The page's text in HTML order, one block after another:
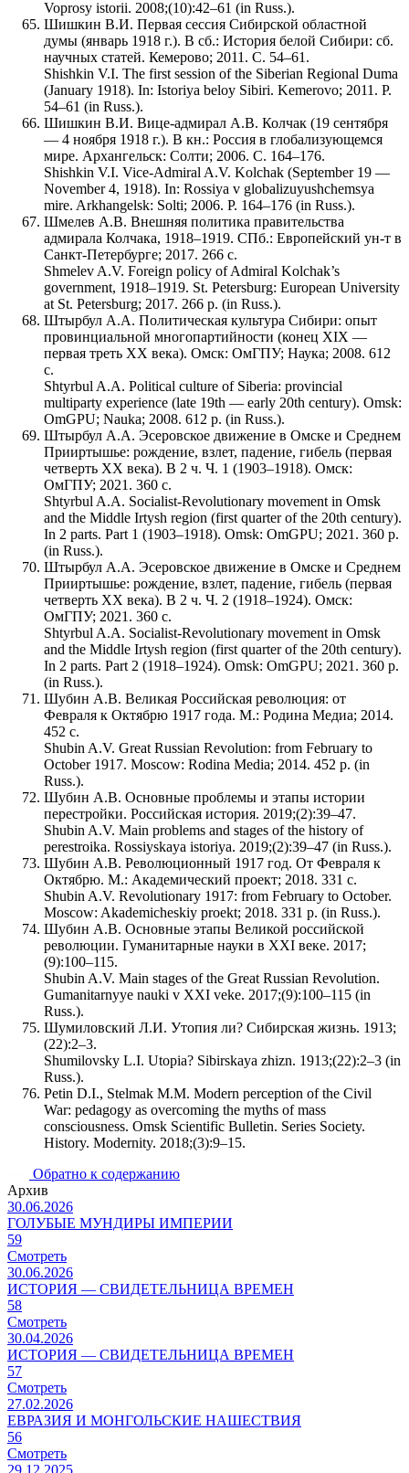
Voprosy istorii. 2008;(10):42–61 (in Russ.).
Шишкин В.И. Первая сессия Сибирской областной
думы (январь 1918 г.). В сб.: История белой Сибири: сб.
научных статей. Кемерово; 2011. С. 54–61.
Shishkin V.I. The first session of the Siberian Regional Duma
(January 1918). In: Istoriya beloy Sibiri. Kemerovo; 2011. P.
54–61 (in Russ.).
Шишкин В.И. Вице-адмирал А.В. Колчак (19 сентября
— 4 ноября 1918 г.). В кн.: Россия в глобализующемся
мире. Архангельск: Солти; 2006. С. 164–176.
Shishkin V.I. Vice-Admiral A.V. Kolchak (September 19 —
November 4, 1918). In: Rossiya v globalizuyushchemsya
mire. Arkhangelsk: Solti; 2006. P. 164–176 (in Russ.).
Шмелев А.В. Внешняя политика правительства
адмирала Колчака, 1918–1919. СПб.: Европейский ун-т в
Санкт-Петербурге; 2017. 266 с.
Shmelev A.V. Foreign policy of Admiral Kolchak’s
government, 1918–1919. St. Petersburg: European University
at St. Petersburg; 2017. 266 p. (in Russ.).
Штырбул А.А. Политическая культура Сибири: опыт
провинциальной многопартийности (конец XIX —
первая треть XX века). Омск: ОмГПУ; Наука; 2008. 612
с.
Shtyrbul A.A. Political culture of Siberia: provincial
multiparty experience (late 19th — early 20th century). Omsk:
OmGPU; Nauka; 2008. 612 p. (in Russ.).
Штырбул А.А. Эсеровское движение в Омске и Среднем
Прииртышье: рождение, взлет, падение, гибель (первая
четверть XX века). В 2 ч. Ч. 1 (1903–1918). Омск:
ОмГПУ; 2021. 360 с.
Shtyrbul A.A. Socialist-Revolutionary movement in Omsk
and the Middle Irtysh region (first quarter of the 20th century).
In 2 parts. Part 1 (1903–1918). Omsk: OmGPU; 2021. 360 p.
(in Russ.).
Штырбул А.А. Эсеровское движение в Омске и Среднем
Прииртышье: рождение, взлет, падение, гибель (первая
четверть XX века). В 2 ч. Ч. 2 (1918–1924). Омск:
ОмГПУ; 2021. 360 с.
Shtyrbul A.A. Socialist-Revolutionary movement in Omsk
and the Middle Irtysh region (first quarter of the 20th century).
In 2 parts. Part 2 (1918–1924). Omsk: OmGPU; 2021. 360 p.
(in Russ.).
Шубин А.В. Великая Российская революция: от
Февраля к Октябрю 1917 года. М.: Родина Медиа; 2014.
452 с.
Shubin A.V. Great Russian Revolution: from February to
October 1917. Moscow: Rodina Media; 2014. 452 p. (in
Russ.).
Шубин А.В. Основные проблемы и этапы истории
перестройки. Российская история. 2019;(2):39–47.
Shubin A.V. Main problems and stages of the history of
perestroika. Rossiyskaya istoriya. 2019;(2):39–47 (in Russ.).
Шубин А.В. Революционный 1917 год. От Февраля к
Октябрю. М.: Академический проект; 2018. 331 с.
Shubin A.V. Revolutionary 1917: from February to October.
Moscow: Akademicheskiy proekt; 2018. 331 p. (in Russ.).
Шубин А.В. Основные этапы Великой российской
революции. Гуманитарные науки в XXI веке. 2017;
(9):100–115.
Shubin A.V. Main stages of the Great Russian Revolution.
Gumanitarnyye nauki v XXI veke. 2017;(9):100–115 (in
Russ.).
Шумиловский Л.И. Утопия ли? Сибирская жизнь. 1913;
(22):2–3.
Shumilovsky L.I. Utopia? Sibirskaya zhizn. 1913;(22):2–3 (in
Russ.).
Petin D.I., Stelmak M.M. Modern perception of the Civil
War: pedagogy as overcoming the myths of mass
consciousness. Omsk Scientific Bulletin. Series Society.
History. Modernity. 2018;(3):9–15.
Обратно к содержанию
Архив
30.06.2026
ГОЛУБЫЕ МУНДИРЫ ИМПЕРИИ
59
Смотреть
30.06.2026
ИСТОРИЯ — СВИДЕТЕЛЬНИЦА ВРЕМЕН
58
Смотреть
30.04.2026
ИСТОРИЯ — СВИДЕТЕЛЬНИЦА ВРЕМЕН
57
Смотреть
27.02.2026
ЕВРАЗИЯ И МОНГОЛЬСКИЕ НАШЕСТВИЯ
56
Смотреть